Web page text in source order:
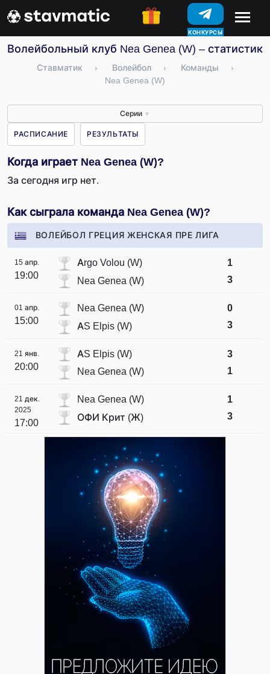
КОНКУРСЫ
Волейбольный клуб Nea Genea (W) –
Ставматик › Волейбол › Команды
›
Nea Genea (W)
Серии ▼
РАСПИСАНИЕ РЕЗУЛЬТАТЫ
Когда играет Nea Genea (W)?
За сегодня игр нет.
Как сыграла команда Nea Genea (W)?
ВОЛЕЙБОЛ ГРЕЦИЯ ЖЕНСКАЯ ПРЕ ЛИГА
15 апр.
19:00
Argo Volou (W)
Nea Genea (W)
1
3
01 апр.
15:00
Nea Genea (W)
AS Elpis (W)
0
3
21 янв.
20:00
AS Elpis (W)
Nea Genea (W)
3
1
21 дек.
2025
17:00
Nea Genea (W)
ОФИ Крит (Ж)
1
3